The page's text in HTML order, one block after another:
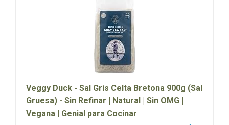
Veggy Duck - Sal Gris Celta Bretona 900g (Sal
Gruesa) - Sin Refinar | Natural | Sin OMG |
Vegana | Genial para Cocinar